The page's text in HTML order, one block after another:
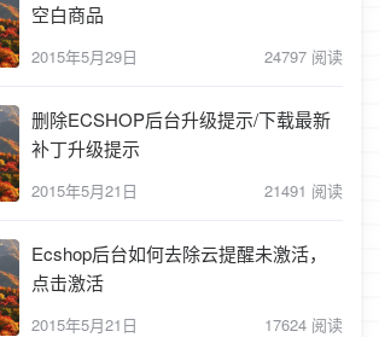
空白商品
2015年5月29日 24797 阅读
删除ECSHOP后台升级提示/下载最新
补丁升级提示
2015年5月21日 21491 阅读
Ecshop后台如何去除云提醒未激活，
点击激活
2015年5月21日 17624 阅读